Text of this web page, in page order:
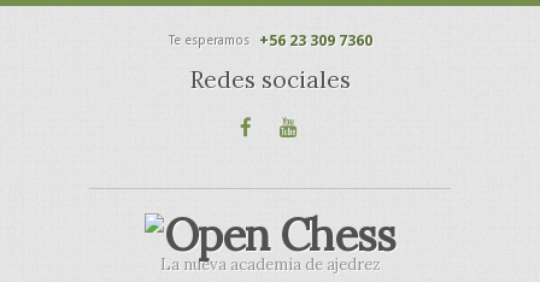
Te esperamos +56 23 309 7360
Redes sociales
La nueva academia de ajedrez